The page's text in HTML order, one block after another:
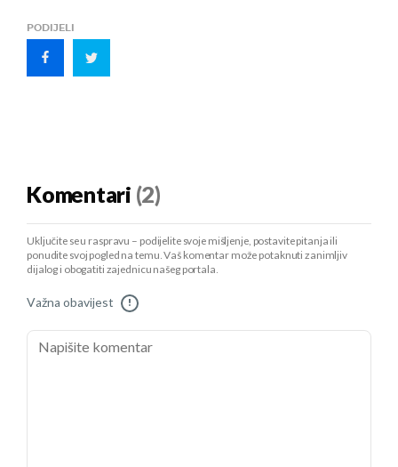
PODIJELI
Komentari (2)
Uključite se u raspravu – podijelite svoje mišljenje, postavite pitanja ili
ponudite svoj pogled na temu. Vaš komentar može potaknuti zanimljiv
dijalog i obogatiti zajednicu našeg portala.
Važna obavijest !